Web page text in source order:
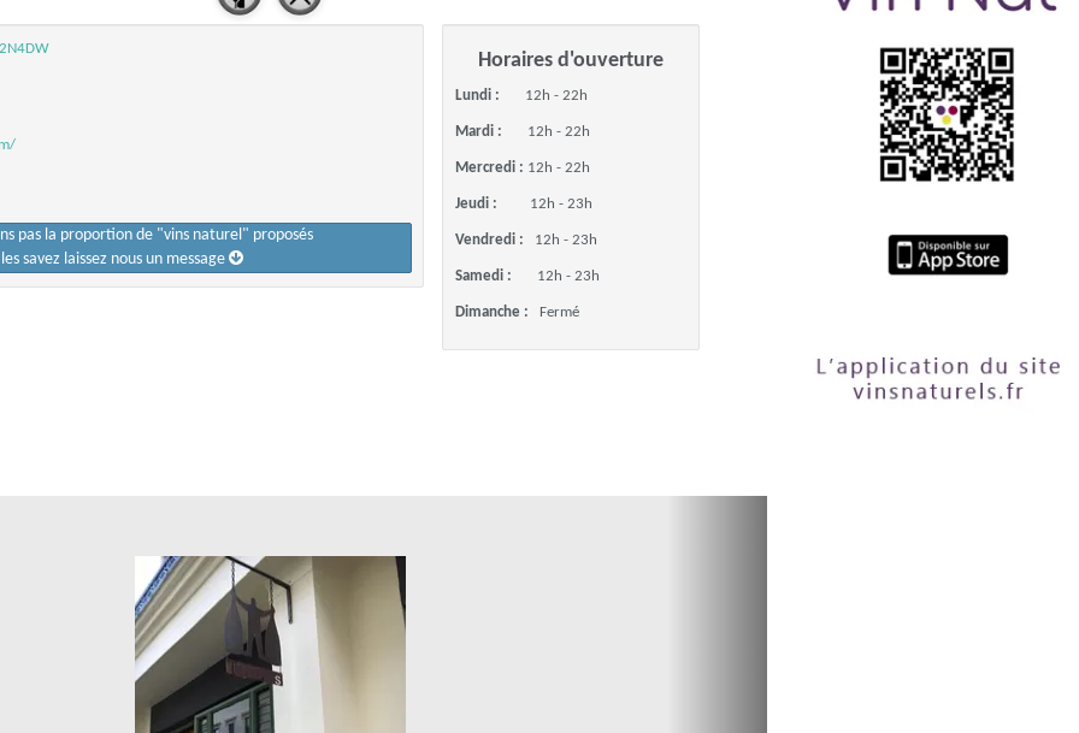
pas la proportion de "vins naturel" proposés
savez laissez nous un message
Horaires d'ouverture
Lundi : 12h - 22h
Mardi : 12h - 22h
Mercredi : 12h - 22h
Jeudi : 12h - 23h
Vendredi : 12h - 23h
Samedi : 12h - 23h
Dimanche : Fermé